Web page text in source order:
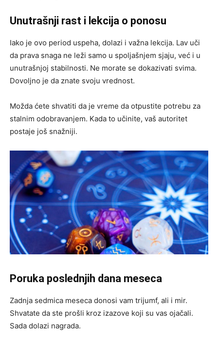
Unutrašnji rast i lekcija o ponosu
Iako je ovo period uspeha, dolazi i važna lekcija. Lav uči
da prava snaga ne leži samo u spoljašnjem sjaju, već i u
unutrašnjoj stabilnosti. Ne morate se dokazivati svima.
Dovoljno je da znate svoju vrednost.
Možda ćete shvatiti da je vreme da otpustite potrebu za
stalnim odobravanjem. Kada to učinite, vaš autoritet
postaje još snažniji.
Poruka poslednjih dana meseca
Zadnja sedmica meseca donosi vam trijumf, ali i mir.
Shvatate da ste prošli kroz izazove koji su vas ojačali.
Sada dolazi nagrada.